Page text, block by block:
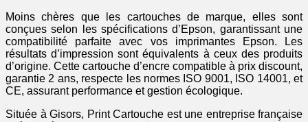
Moins chères que les cartouches de marque, elles sont
conçues selon les spécifications d’Epson, garantissant une
compatibilité parfaite avec vos imprimantes Epson. Les
résultats d’impression sont équivalents à ceux des produits
d’origine. Cette cartouche d’encre compatible à prix discount,
garantie 2 ans, respecte les normes ISO 9001, ISO 14001, et
CE, assurant performance et gestion écologique.
Située à Gisors, Print Cartouche est une entreprise française